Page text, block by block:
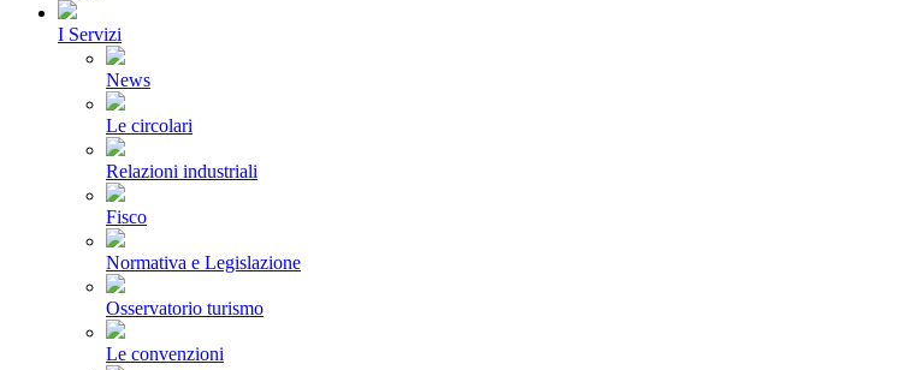
I Servizi
News
Le circolari
Relazioni industriali
Fisco
Normativa e Legislazione
Osservatorio turismo
Le convenzioni